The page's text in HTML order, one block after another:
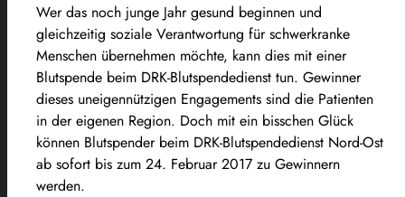
Wer das noch junge Jahr gesund beginnen und
gleichzeitig soziale Verantwortung für schwerkranke
Menschen übernehmen möchte, kann dies mit einer
Blutspende beim DRK-Blutspendedienst tun. Gewinner
dieses uneigennützigen Engagements sind die Patienten
in der eigenen Region. Doch mit ein bisschen Glück
können Blutspender beim DRK-Blutspendedienst Nord-Ost
ab sofort bis zum 24. Februar 2017 zu Gewinnern
werden.